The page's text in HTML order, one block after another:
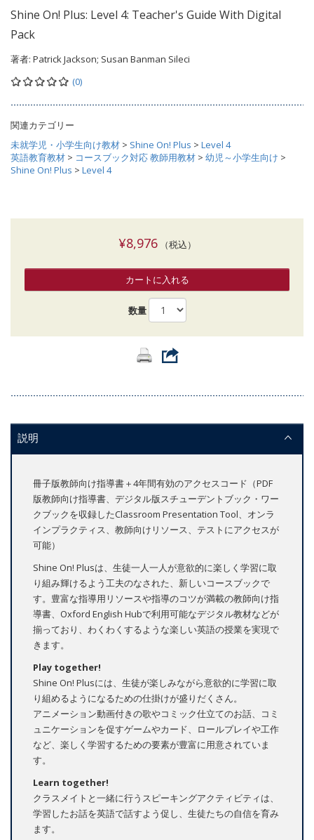
Shine On! Plus: Level 4: Teacher's Guide With Digital
Pack
著者: Patrick Jackson; Susan Banman Sileci
(0)
関連カテゴリー
未就学児・小学生向け教材 > Shine On! Plus > Level 4
英語教育教材 > コースブック対応 教師用教材 > 幼児～小学生向け >
Shine On! Plus > Level 4
¥8,976（税込）
カートに入れる
数量
説明
冊子版教師向け指導書＋4年間有効のアクセスコード（PDF
版教師向け指導書、デジタル版スチューデントブック・ワー
クブックを収録したClassroom Presentation Tool、オンラ
インプラクティス、教師向けリソース、テストにアクセスが
可能）
Shine On! Plusは、生徒一人一人が意欲的に楽しく学習に取
り組み輝けるよう工夫のなされた、新しいコースブックで
す。豊富な指導用リソースや指導のコツが満載の教師向け指
導書、Oxford English Hubで利用可能なデジタル教材などが
揃っており、わくわくするような楽しい英語の授業を実現で
きます。
Play together!
Shine On! Plusには、生徒が楽しみながら意欲的に学習に取
り組めるようになるための仕掛けが盛りだくさん。
アニメーション動画付きの歌やコミック仕立てのお話、コミ
ュニケーションを促すゲームやカード、ロールプレイや工作
など、楽しく学習するための要素が豊富に用意されていま
す。
Learn together!
クラスメイトと一緒に行うスピーキングアクティビティは、
学習したお話を英語で話すよう促し、生徒たちの自信を育み
ます。